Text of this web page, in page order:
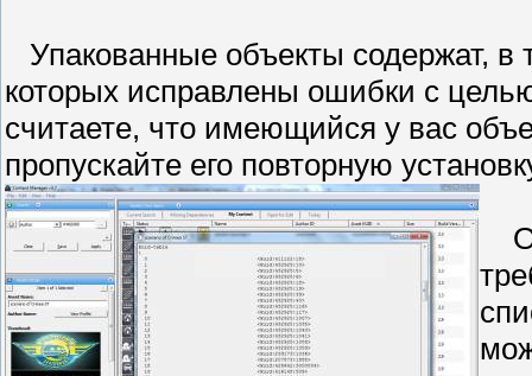
Упакованные объекты содержат,
которых исправлены ошибки с
считаете, что имеющийся у вас
пропускайте его повторную